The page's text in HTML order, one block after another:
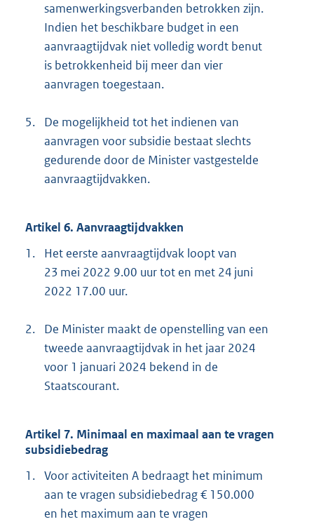
samenwerkingsverbanden betrokken zijn.
Indien het beschikbare budget in een
aanvraagtijdvak niet volledig wordt benut
is betrokkenheid bij meer dan vier
aanvragen toegestaan.
5.
De mogelijkheid tot het indienen van
aanvragen voor subsidie bestaat slechts
gedurende door de Minister vastgestelde
aanvraagtijdvakken.
Artikel 6. Aanvraagtijdvakken
1.
Het eerste aanvraagtijdvak loopt van
23 mei 2022 9.00 uur tot en met 24 juni
2022 17.00 uur.
2.
De Minister maakt de openstelling van een
tweede aanvraagtijdvak in het jaar 2024
voor 1 januari 2024 bekend in de
Staatscourant.
Artikel 7. Minimaal en maximaal aan te vragen
subsidiebedrag
1. Voor activiteiten A bedraagt het minimum
aan te vragen subsidiebedrag € 150.000
en het maximum aan te vragen